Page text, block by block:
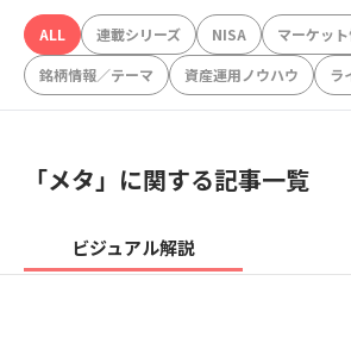
ALL 連載シリーズ NISA マーケッ
銘柄情報／テーマ
資産運用ノウハウ ラ
「メタ」に関する記事一覧
ビジュアル解説